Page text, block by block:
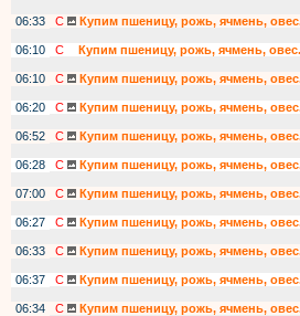
06:33
С
Купим пшеницу, рожь, ячмень,
06:10
С
Купим пшеницу, рожь, ячмень, овес.
06:10
С
Купим пшеницу, рожь, ячмень,
06:20
С
Купим пшеницу, рожь, ячмень,
06:52
С
Купим пшеницу, рожь, ячмень,
06:28
С
Купим пшеницу, рожь, ячмень,
07:00
С
Купим пшеницу, рожь, ячмень,
06:27
С
Купим пшеницу, рожь, ячмень,
06:33
С
Купим пшеницу, рожь, ячмень,
06:37
С
Купим пшеницу, рожь, ячмень,
06:34
С
Купим пшеницу, рожь, ячмень,